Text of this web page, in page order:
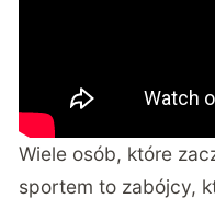
Wiele osób, które
sportem to zabójcy,